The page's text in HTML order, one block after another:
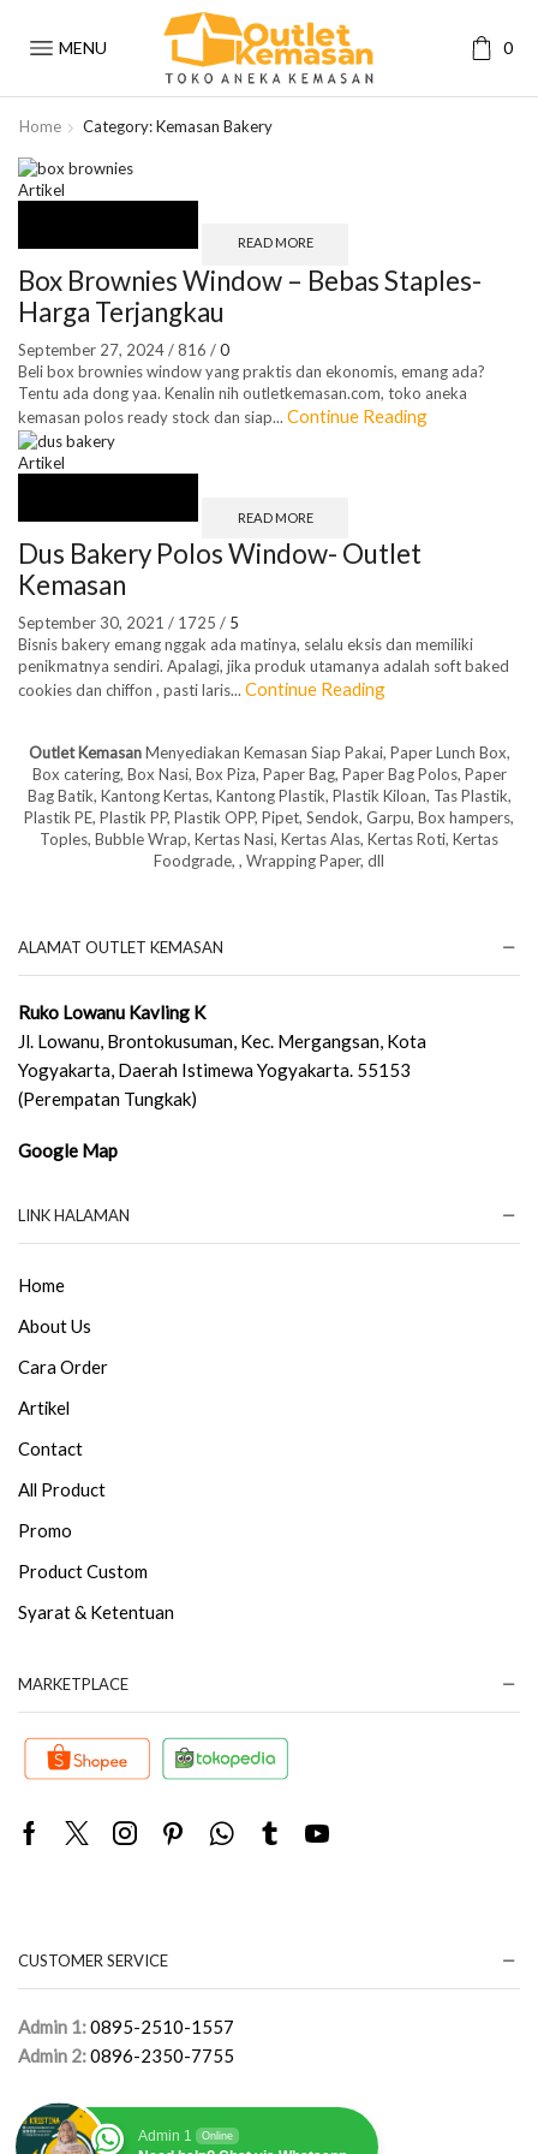
MENU 0
Home Category: Kemasan Bakery
Artikel
READ MORE
Box Brownies Window – Bebas Staples-
Harga Terjangkau
September 27, 2024/816 /0
Beli box brownies window yang praktis dan ekonomis, emang ada?
Tentu ada dong yaa. Kenalin nih outletkemasan.com, toko aneka
kemasan polos ready stock dan siap... Continue Reading
Artikel
READ MORE
Dus Bakery Polos Window- Outlet
Kemasan
September 30, 2021 / 1725 / 5
Bisnis bakery emang nggak ada matinya, selalu eksis dan memiliki
penikmatnya sendiri. Apalagi, jika produk utamanya adalah soft baked
cookies dan chiffon , pasti laris... Continue Reading
Outlet KemasanMenyediakan Kemasan Siap Pakai, Paper Lunch Box,
Box catering, Box Nasi, Box Piza, Paper Bag, Paper Bag Polos, Paper
Bag Batik, Kantong Kertas, Kantong Plastik, Plastik Kiloan, Tas Plastik,
Plastik PE, Plastik PP, Plastik OPP, Pipet, Sendok, Garpu, Box hampers,
Toples, Bubble Wrap, Kertas Nasi, Kertas Alas, Kertas Roti, Kertas
Foodgrade, , Wrapping Paper, dll
ALAMAT OUTLET KEMASAN
Ruko Lowanu Kavling K
Jl. Lowanu, Brontokusuman, Kec. Mergangsan, Kota
Yogyakarta, Daerah Istimewa Yogyakarta. 55153
(Perempatan Tungkak)
Google Map
LINK HALAMAN
Home
About Us
Cara Order
Artikel
Contact
All Product
Promo
Product Custom
Syarat & Ketentuan
MARKETPLACE
Facebook
TwitterInstagram
PinterestWhatsapp
TumblrYoutube
CUSTOMER SERVICE
Admin 1:0895-2510-1557
Admin 2:0896-2350-7755
Admin 1 Online